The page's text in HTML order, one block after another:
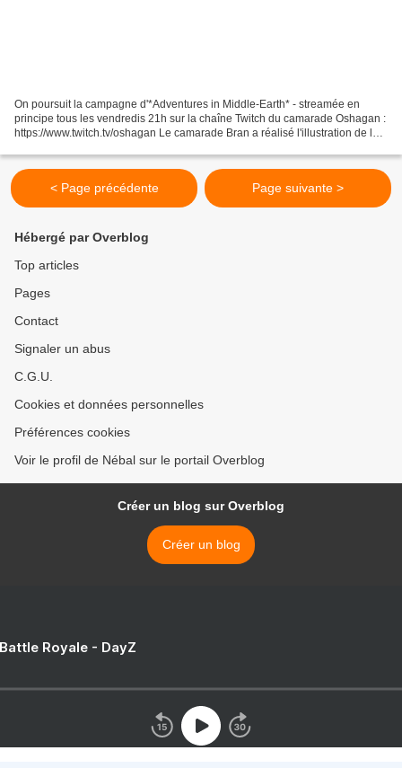
On poursuit la campagne d'*Adventures in Middle-Earth* - streamée en
principe tous les vendredis 21h sur la chaîne Twitch du camarade Oshagan :
https://www.twitch.tv/oshagan Le camarade Bran a réalisé l'illustration de la
< Page précédente Page suivante >
Hébergé par Overblog
Top articles
Pages
Contact
Signaler un abus
C.G.U.
Cookies et données personnelles
Préférences cookies
Voir le profil de Nébal sur le portail Overblog
Créer un blog sur Overblog
Créer un blog
Royale - DayZ